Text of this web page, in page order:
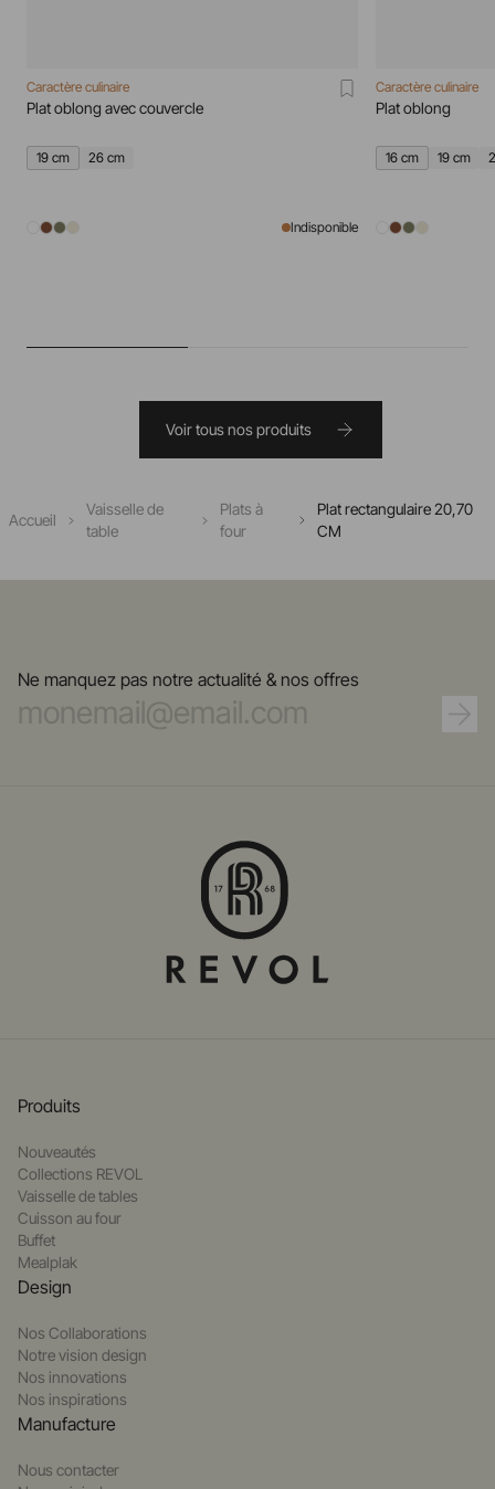
Caractère culinaire
Plat oblong avec couvercle
19 cm 26 cm
Indisponible
Caractère culinaire
Plat oblong
16 cm 19 cm
Voir tous nos produits
Accueil
Vaisselle de
table
Plats à
four
Plat rectangulaire 20,70
CM
Ne manquez pas notre actualité & nos offres
Produits
Nouveautés
Collections REVOL
Vaisselle de tables
Cuisson au four
Buffet
Mealplak
Design
Nos Collaborations
Notre vision design
Nos innovations
Nos inspirations
Manufacture
Nous contacter